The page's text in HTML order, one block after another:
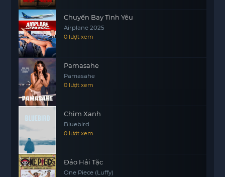
mà còn về những mối quan hệ mà cô đang xây
dựng. Liệu Sooha có thể vượt qua nỗi sợ hãi và
định kiến của mình để tìm ra sự thật và bảo vệ
những người bạn mới? Hắc Nguyệt: Tế Đàn Của
Trăng sẽ đưa bạn vào một hành trình đầy kịch
tính và cảm xúc, nơi mà sự thật và lòng trung
motphims1.comthành sẽ bị thử thách.
Chuyến Bay Tình Yêu
Airplane 2025
0 lượt xem
Pamasahe
Pamasahe
0 lượt xem
Chim Xanh
Bluebird
0 lượt xem
Đảo Hải Tặc
One Piece (Luffy)